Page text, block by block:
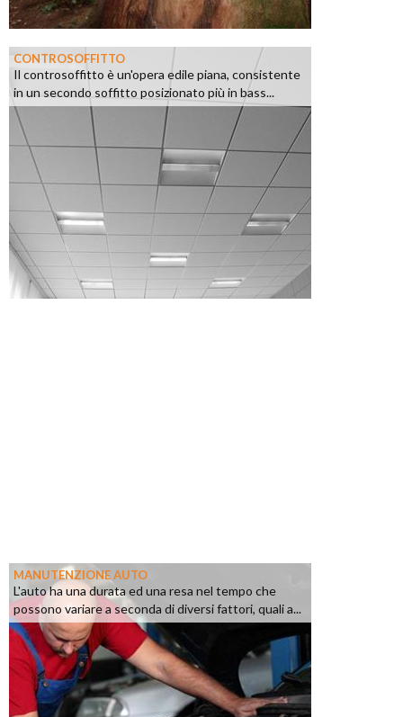
CONTROSOFFITTO
Il controsoffitto è un'opera edile piana, consistente
in un secondo soffitto posizionato più in bass...
MANUTENZIONE AUTO
L'auto ha una durata ed una resa nel tempo che
possono variare a seconda di diversi fattori, quali a...